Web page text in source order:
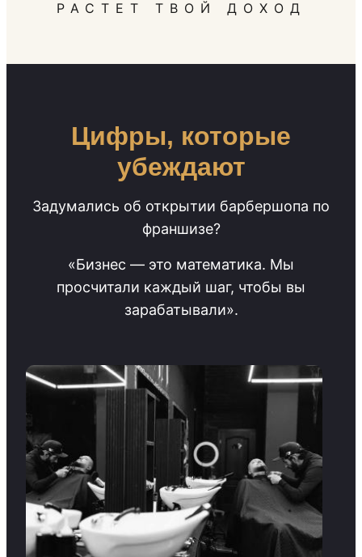
РАСТЕТ ТВОЙ ДОХОД
Цифры, которые
убеждают
Задумались об открытии барбершопа по
франшизе?
«Бизнес — это математика. Мы
просчитали каждый шаг, чтобы вы
зарабатывали».